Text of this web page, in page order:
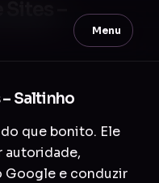
Menu
–
Saltinho
que bonito. Ele
autoridade,
Google e conduzir